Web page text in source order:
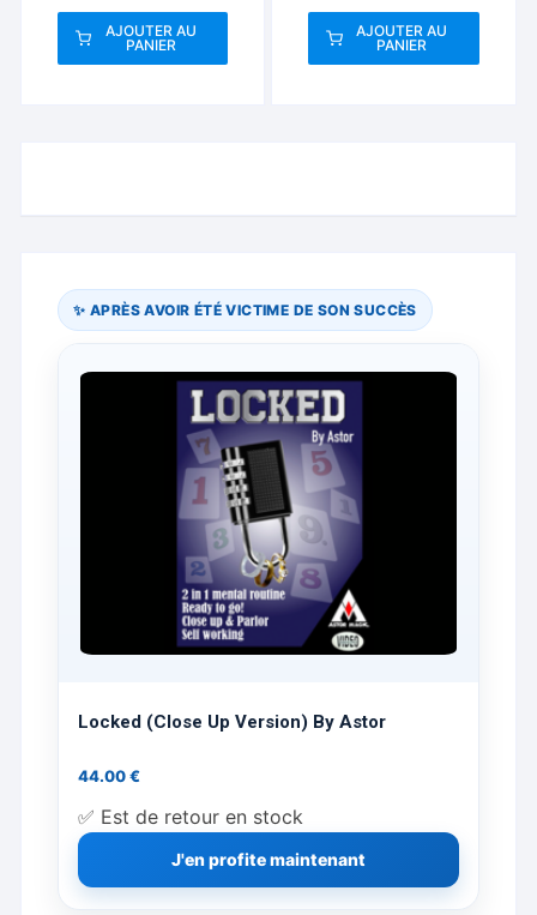
AJOUTER AU
PANIER
AJOUTER AU
PANIER
✨ APRÈS AVOIR ÉTÉ VICTIME DE SON SUCCÈS
Locked (Close Up Version) By Astor
44.00€
✅ Est de retour en stock
J'en profite maintenant